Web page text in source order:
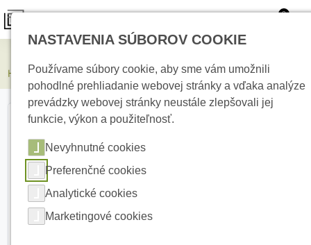
0
HIKVISION DS-KABV6113-RS(O-STD)/Surface Strieška
NASTAVENIA SÚBOROV COOKIE
Používame súbory cookie, aby sme vám umožnili
pohodlné prehliadanie webovej stránky a vďaka analýze
prevádzky webovej stránky neustále zlepšovali jej
funkcie, výkon a použiteľnosť.
Nevyhnutné cookies
Preferenčné cookies
Analytické cookies
Marketingové cookies